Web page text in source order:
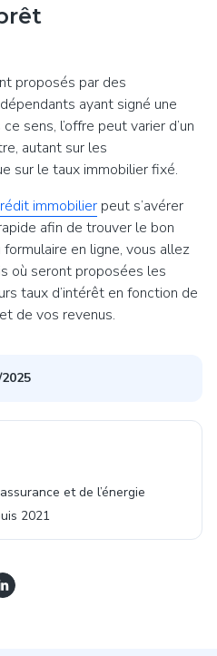
proposés par des
ayant signé une
sens, l’offre peut varier d’un
autant sur les
sur le taux immobilier fixé.
immobilier peut s’avérer
afin de trouver le bon
en ligne, vous allez
où seront proposées les
taux d’intérêt en fonction de
de vos revenus.
et de l’énergie
2021